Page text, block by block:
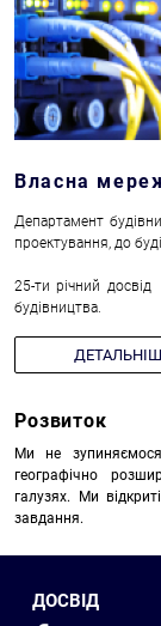
Власна
Департамент
проектування, до
25-ти річний досвід
будівництва.
Розвиток
Ми не
географічно
галузях. Ми
завдання.
ДОСВІД